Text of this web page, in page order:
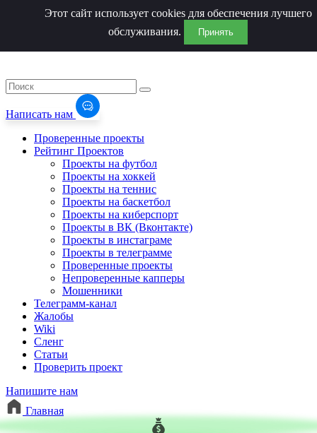
Написать нам
Проверенные проекты
Рейтинг Проектов
Проекты на футбол
Проекты на хоккей
Проекты на теннис
Проекты на баскетбол
Проекты на киберспорт
Проекты в ВК (Вконтакте)
Проекты в инстаграме
Проекты в телеграмме
Проверенные проекты
Непроверенные капперы
Мошенники
Телеграмм-канал
Жалобы
Wiki
Сленг
Статьи
Проверить проект
Напишите нам
Главная
Этот сайт использует cookies для обеспечения лучшего
обслуживания.
Принять